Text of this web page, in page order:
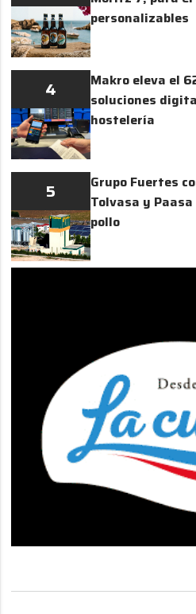
personalizables
4
Makro eleva el
soluciones
hostelería
5
Grupo Fuertes
Tolvasa y
pollo